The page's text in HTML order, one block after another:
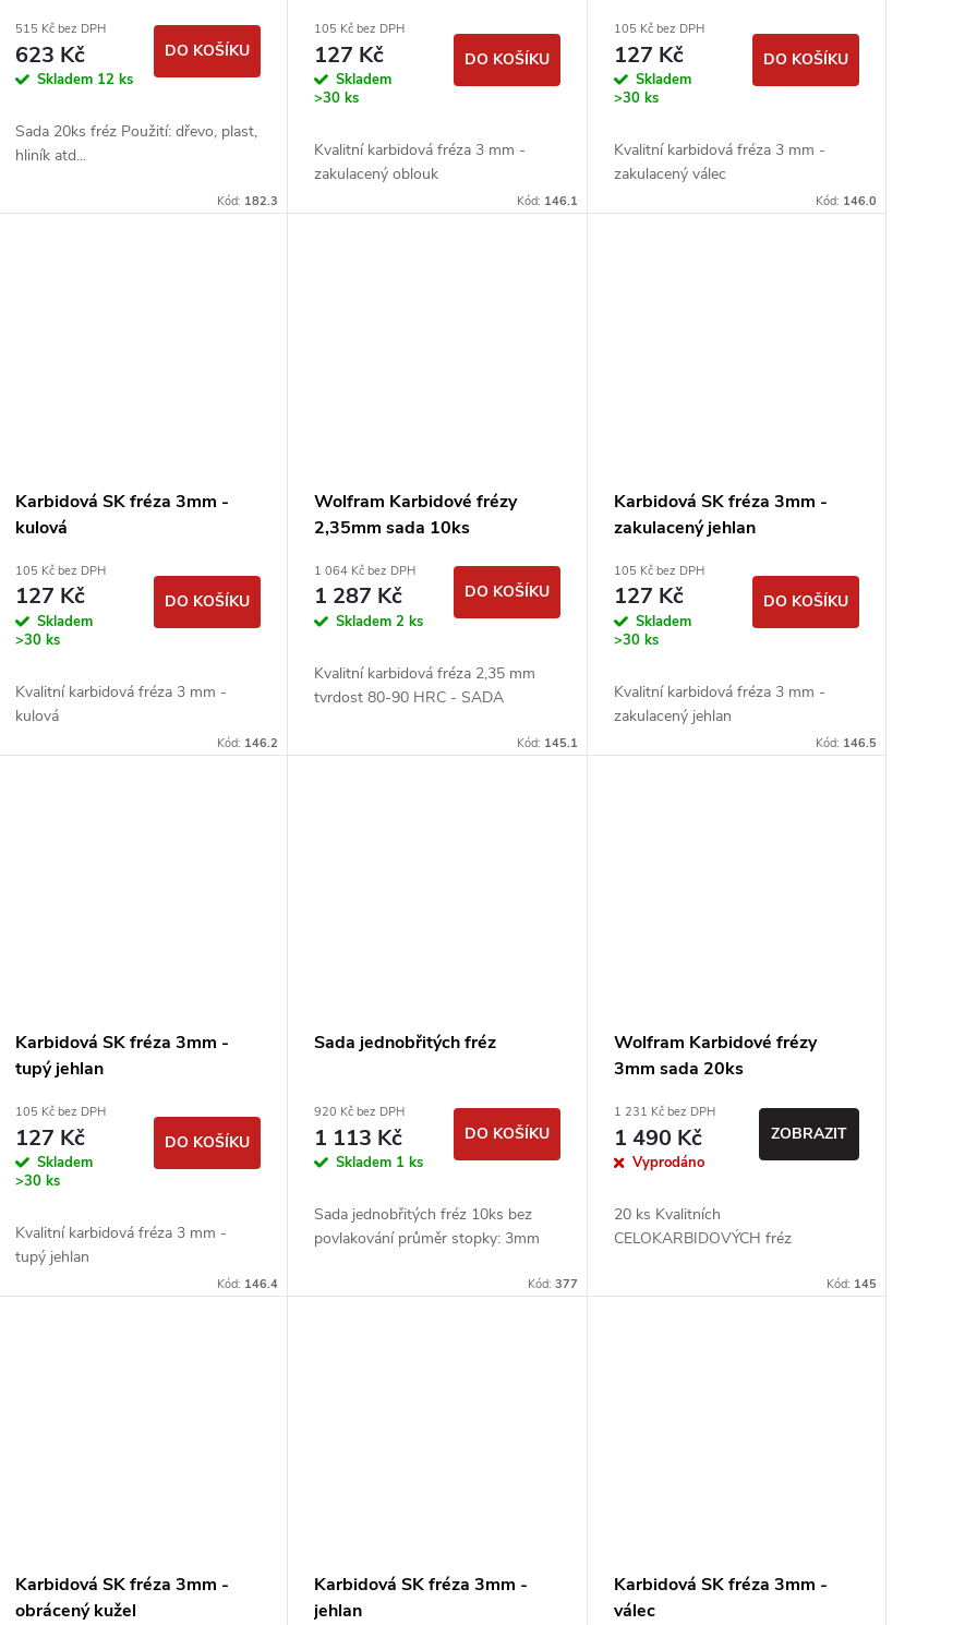
515 Kč bez DPH
623 Kč
Skladem 12 ks
DO KOŠÍKU
Sada 20ks fréz Použití: dřevo, plast,
hliník atd...
Kód: 182.3
105 Kč bez DPH
127 Kč
Skladem
>30 ks
DO KOŠÍKU
Kvalitní karbidová fréza 3 mm -
zakulacený oblouk
Kód: 146.1
105 Kč bez DPH
127 Kč
Skladem
>30 ks
DO KOŠÍKU
Kvalitní karbidová fréza 3 mm -
zakulacený válec
Kód: 146.0
Karbidová SK fréza 3mm -
kulová
105 Kč bez DPH
127 Kč
Skladem
>30 ks
DO KOŠÍKU
Kvalitní karbidová fréza 3 mm -
kulová
Kód: 146.2
Wolfram Karbidové frézy
2,35mm sada 10ks
1 064 Kč bez DPH
1 287 Kč
Skladem2 ks
DO KOŠÍKU
Kvalitní karbidová fréza 2,35 mm
tvrdost 80-90 HRC - SADA
Kód: 145.1
Karbidová SK fréza 3mm -
zakulacený jehlan
105 Kč bez DPH
127 Kč
Skladem
>30 ks
DO KOŠÍKU
Kvalitní karbidová fréza 3 mm -
zakulacený jehlan
Kód: 146.5
Karbidová SK fréza 3mm -
tupý jehlan
105 Kč bez DPH
127 Kč
Skladem
>30 ks
DO KOŠÍKU
Kvalitní karbidová fréza 3 mm -
tupý jehlan
Kód: 146.4
Sada jednobřitých fréz
920 Kč bez DPH
1 113 Kč
Skladem 1 ks
DO KOŠÍKU
Sada jednobřitých fréz 10ks bez
povlakování průměr stopky: 3mm
Kód: 377
Wolfram Karbidové frézy
3mm sada 20ks
1 231 Kč bez DPH
1 490 Kč
Vyprodáno
ZOBRAZIT
20 ks Kvalitních
CELOKARBIDOVÝCH fréz
Kód: 145
Karbidová SK fréza 3mm -
obrácený kužel
Karbidová SK fréza 3mm -
jehlan
Karbidová SK fréza 3mm -
válec